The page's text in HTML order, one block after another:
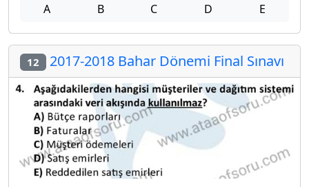
A B C D E
12 2017-2018 Bahar Dönemi Final Sınavı